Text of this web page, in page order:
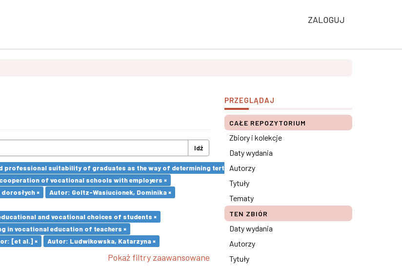
ZALOGUJ
Idź
professional suitability of graduates as the way of determining tertiary education results ×
of vocational schools with employers ×
×
Autor: Goltz-Wasiucionek, Dominika ×
and vocational choices of students ×
in vocational education of teachers ×
[et al.] × Autor: Ludwikowska, Katarzyna ×
Pokaż filtry zaawansowane
PRZEGLĄDAJ
CAŁE REPOZYTORIUM
Zbiory i kolekcje
Daty wydania
Autorzy
Tytuły
Tematy
TEN ZBIÓR
Daty wydania
Autorzy
Tytuły